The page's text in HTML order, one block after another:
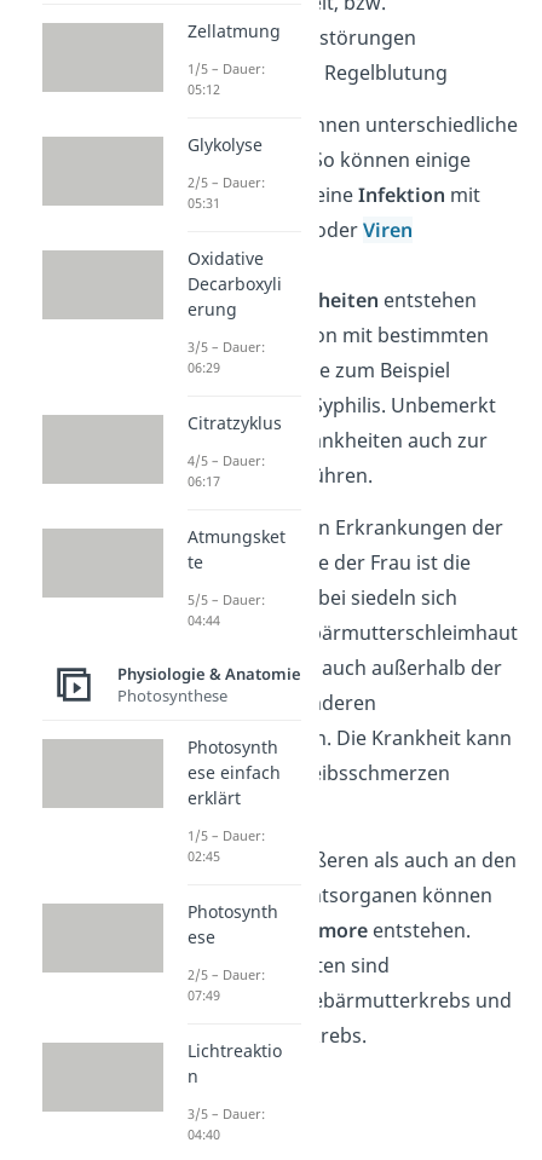
Fruchtbarkeitsstörungen
Störungen der Regelblutung
Die Symptome können unterschiedliche
Ursachen haben. So können einige
Symptome durch eineInfektion mit
oderViren
entstehen. Viele
Geschlechtskrankheiten entstehen
durch eine Infektion mit bestimmten
Bakterienarten, wie zum Beispiel
Chlamydien oder Syphilis. Unbemerkt
können solche Krankheiten auch zur
Unfruchtbarkeit führen.
Eine der häufigsten Erkrankungen der
Geschlechtsorgane der Frau ist die
Endometriose
. Dabei siedeln sich
Zellen, die der Gebärmutterschleimhaut
sehr stark ähneln, auch außerhalb der
Gebärmutter in anderen
Körperregionen an. Die Krankheit kann
zu starken Unterleibsschmerzen
führen.
Sowohl an den äußeren als auch an den
inneren Geschlechtsorganen können
bösartigeKrebstumore entstehen.
Bekannte Krebsarten sind
Eierstockkrebs, Gebärmutterkrebs und
Gebärmutterhalskrebs.
Zellatmung
1/5 – Dauer:
05:12
Glykolyse
2/5 – Dauer:
05:31
Oxidative
Decarboxyli
erung
3/5 – Dauer:
06:29
Citratzyklus
4/5 – Dauer:
06:17
Atmungsket
te
5/5 – Dauer:
04:44
Physiologie & Anatomie
Photosynthese
Photosynth
ese einfach
erklärt
1/5 – Dauer:
02:45
Photosynth
ese
2/5 – Dauer:
07:49
Lichtreaktio
n
3/5 – Dauer:
04:40